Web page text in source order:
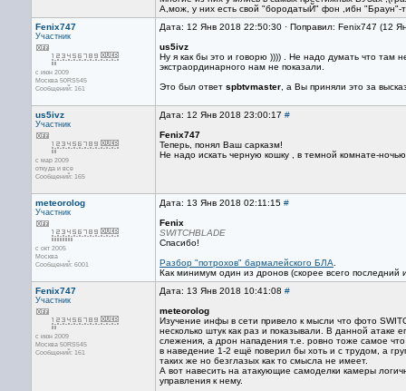
А,мож, у них есть свой "бородатыЙ" фон ,ибн "Браун"-
Fenix747
Участник
с июн 2009
Москва 50RS545
Сообщений: 161
Дата: 12 Янв 2018 22:50:30 · Поправил: Fenix747 (12
us5ivz
Ну я как бы это и говорю )))) . Не надо думать что там
экстраординарного нам не показали.
Это был ответ spbtvmaster , а Вы приняли это за
us5ivz
Участник
с мар 2009
откуда и все
Сообщений: 165
Дата: 12 Янв 2018 23:00:17 #
Fenix747
Теперь, понял Ваш сарказм!
Не надо искать черную кошку , в темной комнате-
meteorolog
Участник
с окт 2005
Москва
Сообщений: 6001
Дата: 13 Янв 2018 02:11:15 #
Fenix
SWITCHBLADE
Спасибо!
Разбор "потрохов" бармалейского БЛА
Как минимум один из дронов (скорее всего
Fenix747
Участник
с июн 2009
Москва 50RS545
Сообщений: 161
Дата: 13 Янв 2018 10:41:08 #
meteorolog
Изучение инфы в сети привело к мысли что фото
несколько штук как раз и показывали. В данной
слежения, а дрон нападения т.е. ровно тоже самое
в наведение 1-2 ещё поверил бы хоть и с трудом, а
таких же но безглазых как то смысла не имеет.
А вот навесить на атакующие самоделки камеры
управления к нему.